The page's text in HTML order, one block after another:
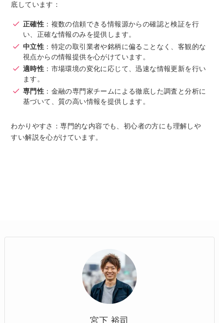
底しています：
正確性 ：複数の信頼できる情報源からの確認と検証を行
い、正確な情報のみを提供します。
中立性 ：特定の取引業者や銘柄に偏ることなく、客観的な
視点からの情報提供を心がけています。
適時性 ：市場環境の変化に応じて、迅速な情報更新を行い
ます。
専門性 ：金融の専門家チームによる徹底した調査と分析に
基づいて、質の高い情報を提供します。
わかりやすさ：専門的な内容でも、初心者の方にも理解しや
すい解説を心がけています。
宮下 裕司